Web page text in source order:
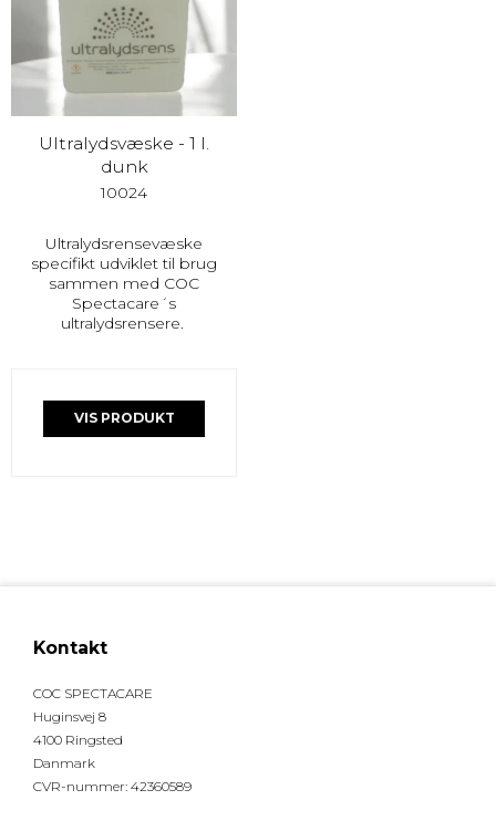
Ultralydsvæske - 1 l.
dunk
10024
Ultralydsrensevæske
specifikt udviklet til brug
sammen med COC
Spectacare´s
ultralydsrensere.
VIS PRODUKT
Kontakt
COC SPECTACARE
Huginsvej 8
4100 Ringsted
Danmark
CVR-nummer: 42360589